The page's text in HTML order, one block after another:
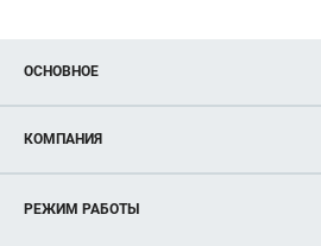
ОСНОВНОЕ
Новости
Магазины
Услуги
КОМПАНИЯ
Рекламодателям
РЕЖИМ РАБОТЫ